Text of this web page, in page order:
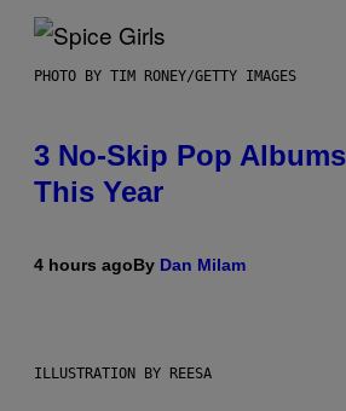
PHOTO BY TIM RONEY/GETTY IMAGES
3 No-Skip Pop
This Year
4 hours agoBy Dan Milam
ILLUSTRATION BY REESA